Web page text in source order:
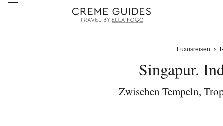
Luxusreisen
Singapur.
Zwischen Tempeln,